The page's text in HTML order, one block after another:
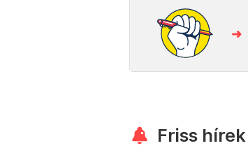
Friss hírek